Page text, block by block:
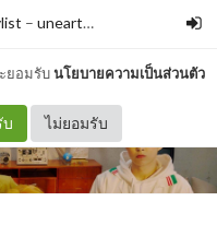
ยอมรับนโยบายความเป็นส่วนตัว
บ ไม่ยอมรับ
– unearththissoul